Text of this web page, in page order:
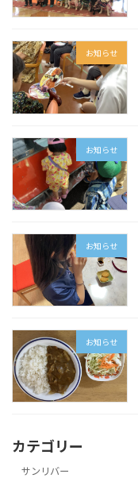
お知らせ
お知らせ
お知らせ
お知らせ
カテゴリー
サンリバー